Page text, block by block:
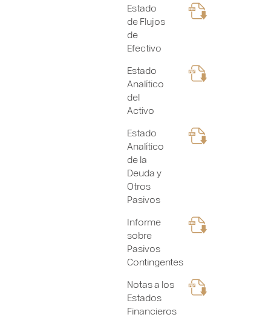
Estado
de Flujos
de
Efectivo
Estado
Analítico
del
Activo
Estado
Analítico
de la
Deuda y
Otros
Pasivos
Informe
sobre
Pasivos
Contingentes
Notas a los
Estados
Financieros